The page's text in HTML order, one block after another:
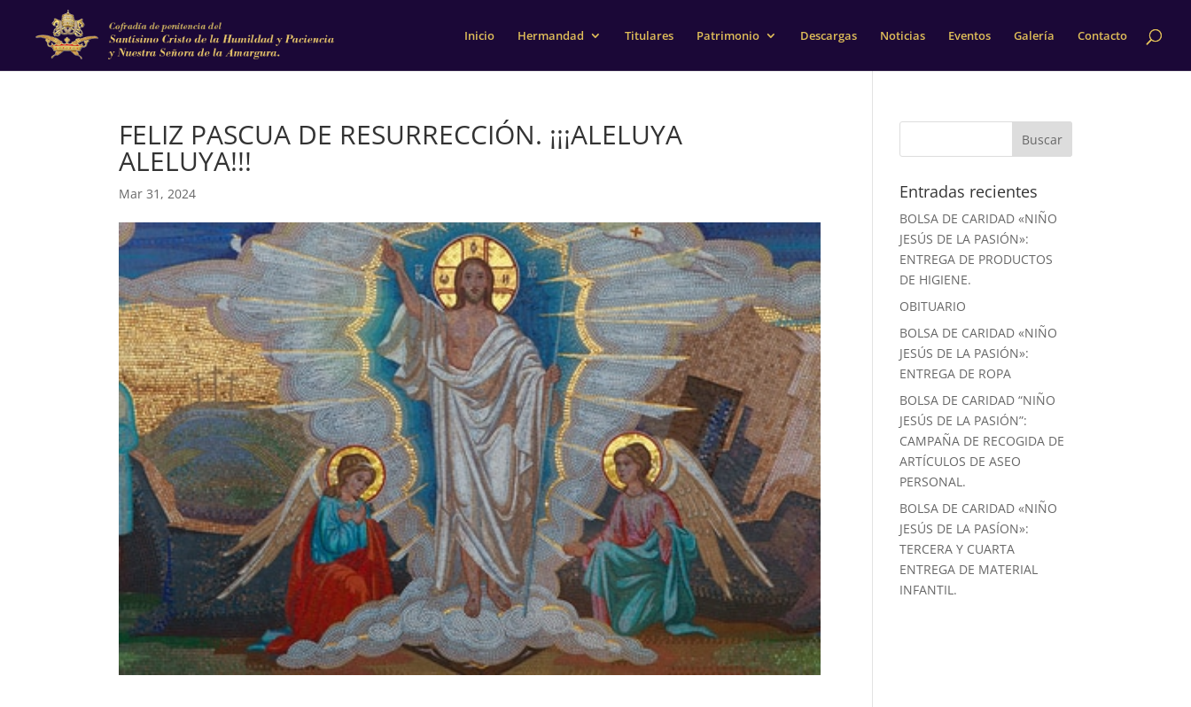
Inicio Hermandad Titulares Patrimonio Descargas Noticias Eventos Galería Contacto
FELIZ PASCUA DE RESURRECCIÓN. ¡¡¡ALELUYA
ALELUYA!!!
Mar 31, 2024 Entradas recientes
BOLSA DE CARIDAD «NIÑO
JESÚS DE LA PASIÓN»:
ENTREGA DE PRODUCTOS
DE HIGIENE.
OBITUARIO
BOLSA DE CARIDAD «NIÑO
JESÚS DE LA PASIÓN»:
ENTREGA DE ROPA
BOLSA DE CARIDAD “NIÑO
JESÚS DE LA PASIÓN”:
CAMPAÑA DE RECOGIDA DE
ARTÍCULOS DE ASEO
PERSONAL.
BOLSA DE CARIDAD «NIÑO
JESÚS DE LA PASÍON»:
TERCERA Y CUARTA
ENTREGA DE MATERIAL
INFANTIL.